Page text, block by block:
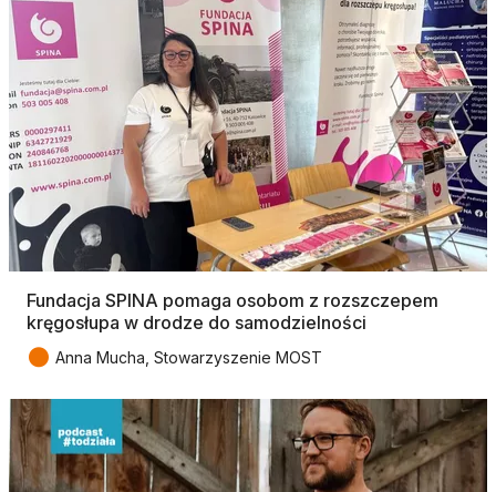
Fundacja SPINA pomaga osobom z rozszczepem
kręgosłupa w drodze do samodzielności
● Anna Mucha, Stowarzyszenie MOST